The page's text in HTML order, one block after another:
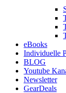
eBooks
Individuelle
BLOG
Youtube
Newsletter
GearDeals